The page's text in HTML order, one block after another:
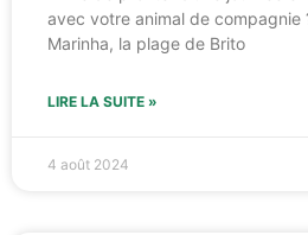
avec votre animal de compagnie
Marinha, la plage de Brito
LIRE LA SUITE »
4 août 2024